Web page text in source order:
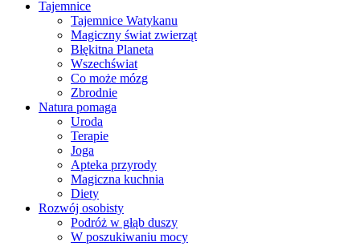
Tajemnice
Tajemnice Watykanu
Magiczny świat zwierząt
Błękitna Planeta
Wszechświat
Co może mózg
Zbrodnie
Natura pomaga
Uroda
Terapie
Joga
Apteka przyrody
Magiczna kuchnia
Diety
Rozwój osobisty
Podróż w głąb duszy
W poszukiwaniu mocy